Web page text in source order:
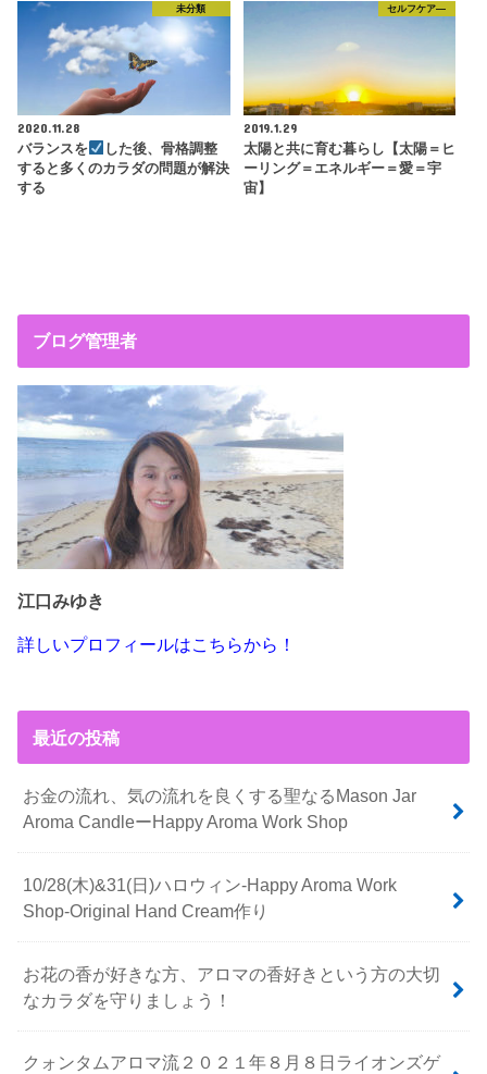
未分類
2020.11.28
バランスを
した後、骨格調整
すると多くのカラダの問題が解決
する
セルフケア―
2019.1.29
太陽と共に育む暮らし【太陽＝ヒ
ーリング＝エネルギー＝愛＝宇
宙】
ブログ管理者
江口みゆき
詳しいプロフィールはこちらから！
最近の投稿
お金の流れ、気の流れを良くする聖なるMason Jar
Aroma CandleーHappy Aroma Work Shop
10/28(木)&31(日)ハロウィン-Happy Aroma Work
Shop-Original Hand Cream作り
お花の香が好きな方、アロマの香好きという方の大切
なカラダを守りましょう！
クォンタムアロマ流２０２１年８月８日ライオンズゲ